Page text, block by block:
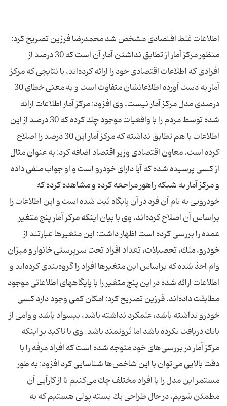
اطلاعات غلط اقتصادی مشخص شد محمدرضا فرزین تصریح كرد:
منظور مركز آمار از تطابق نداشتن آمار آن است كه 30 درصد از
افرادی كه اطلاعات اقتصادی خود را ارائه كرده‌اند، با نتایجی كه مركز
آمار به دست آورده اطلاعاتشان متفاوت است و به معنی خطای 30
درصدی مدل مركز آمار نیست. وی افزود: مركز آمار اطلاعات ارائه
شده توسط مردم را با واقعیات موجود چك كرده‌ كه 30 درصد از این
اطلاعات با هم تطابق نداشته كه مركز آمار این 30 درصد را اصلاح
كرده است. معاون اقتصادی وزیر اقتصاد اضافه كرد: به عنوان مثال
از كسی پرسیده شده كه آیا دارای خودرو است و او جواب منفی داده
و مركز آمار به شبكه راهور مراجعه كرده و مشاهده كرده كه
خودرویی به نام آن فرد در آن پایگاه ثبت شده است و این اطلاعات را
براساس آن اصلاح كرده‌اند. وی با بیان اینكه مركز آمار پنج متغیر
عمده را بررسی كرده است اظهار داشت: این متغیرها عبارتند از
خودرو، ملك، تحصیلات، تعداد افراد تحت سرپرستی خانوار و میزان
وام اخذ شده كه براساس این متغیرها افراد را گروه‌بندی كرده‌اند و
اطلاعات ارائه شده در این پنج متغیر را با پایگاههای اطلاعاتی موجود
مطابقت داده‌اند. فرزین تصریح كرد: امكان كمی وجود دارد كسی
خودرو نداشته باشد، علمكرد نداشته باشد، بیسواد باشد و وامی از
بانك دریافت نكرده باشد اما ثروتمند باشد. وی با تاكید بر اینكه
مركز آمار در بررسی‌های خود متوجه شده است كه افراد مرفه را با
دقت بالایی می‌توان با این شاخص‌ها شناسایی كرد افزود: به طور
مستمر این مدل را با افراد مختلف چك می‌كنیم تا از كارآیی آن
مطمئن شویم. در حال طراحی یك بسته پولی هستیم كه به